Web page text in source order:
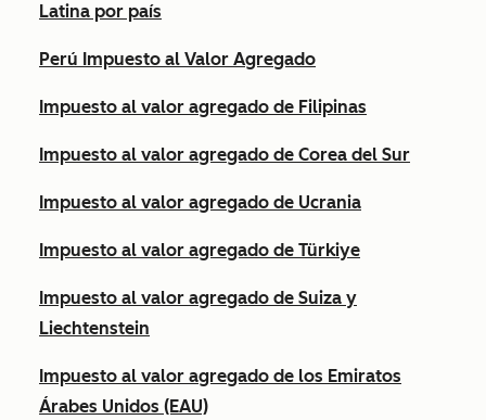
Latina por país
Perú Impuesto al Valor Agregado
Impuesto al valor agregado de Filipinas
Impuesto al valor agregado de Corea del Sur
Impuesto al valor agregado de Ucrania
Impuesto al valor agregado de Türkiye
Impuesto al valor agregado de Suiza y
Liechtenstein
Impuesto al valor agregado de los Emiratos
Árabes Unidos (EAU)